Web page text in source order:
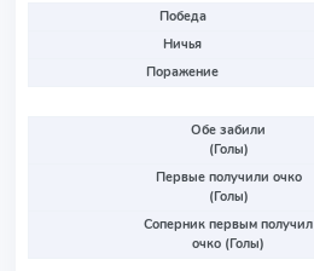
Победа
Ничья
Поражение
Обе забили
(Голы)
Первые получили очко
(Голы)
Соперник первым получил
очко (Голы)